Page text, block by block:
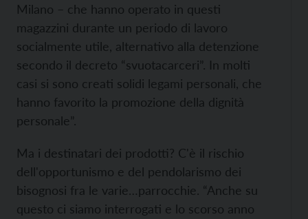
Milano – che hanno operato in questi
magazzini durante un periodo di lavoro
socialmente utile, alternativo alla detenzione
secondo il decreto “svuotacarceri”. In molti
casi si sono creati solidi legami personali, che
hanno favorito la promozione della dignità
personale”.
Ma i destinatari dei prodotti? C'è il rischio
dell'opportunismo e del pendolarismo dei
bisognosi fra le varie…parrocchie. “Anche su
questo ci siamo interrogati e lo scorso anno